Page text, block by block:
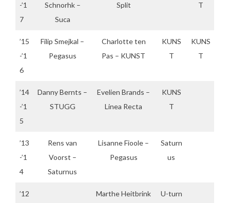
-’1
7
Schnorhk –
Suca
Split
T
’15
-’1
6
Filip Smejkal –
Pegasus
Charlotte ten
Pas – KUNST
KUNS
T
KUNS
T
’14
-’1
5
Danny Bernts –
STUGG
Evelien Brands –
Linea Recta
KUNS
T
’13
-’1
4
Rens van
Voorst –
Saturnus
Lisanne Fioole –
Pegasus
Saturn
us
’12
Marthe Heitbrink
U-turn